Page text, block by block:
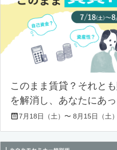
このまま賃貸？それと
を解消し、あなたにあ
7月18日（土）〜 8月15日（土